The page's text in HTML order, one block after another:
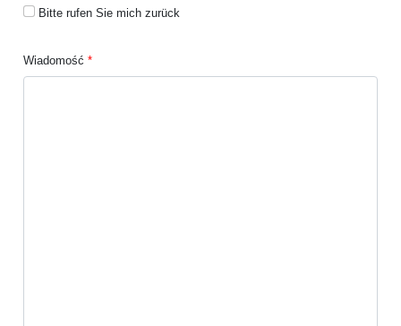
Bitte rufen Sie mich zurück
Wiadomość